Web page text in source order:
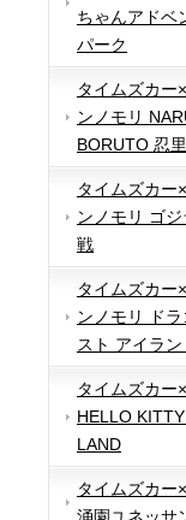
ちゃんアドベ
パーク
タイムズカー
ンノモリ
BORUTO 忍里
タイムズカー
ンノモリ ゴ
戦
タイムズカー
ンノモリ ド
スト アイラン
タイムズカー
HELLO
LAND
タイムズカー